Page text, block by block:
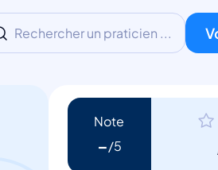
Rechercher un praticien ...
Note
-